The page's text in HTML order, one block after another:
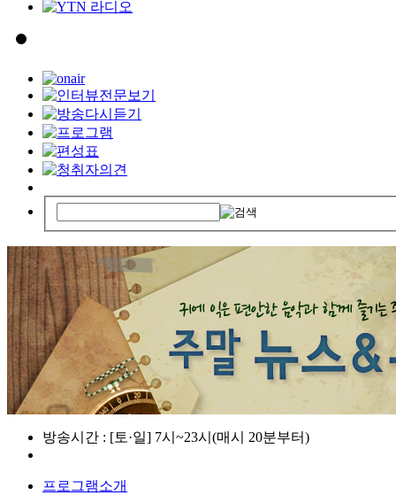
방송시간 : [토·일] 7시~23시(매시 20분부터)
프로그램소개